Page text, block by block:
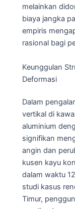
melainkan
biaya jangka
empiris
rasional bagi
Keunggulan
Deformasi
Dalam
vertikal di
aluminium
signifikan
angin dan
kusen kayu
dalam waktu
studi kasus
Timur,